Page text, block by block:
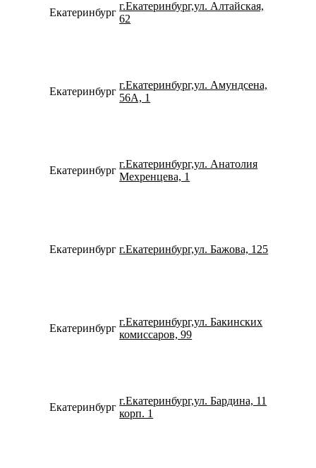
Екатеринбург
г.Екатеринбург,ул. Алтайская,
62
Екатеринбург
г.Екатеринбург,ул. Амундсена,
56А, 1
Екатеринбург
г.Екатеринбург,ул. Анатолия
Мехренцева, 1
Екатеринбург г.Екатеринбург,ул. Бажова, 125
Екатеринбург
г.Екатеринбург,ул. Бакинских
комиссаров, 99
Екатеринбург
г.Екатеринбург,ул. Бардина, 11
корп. 1